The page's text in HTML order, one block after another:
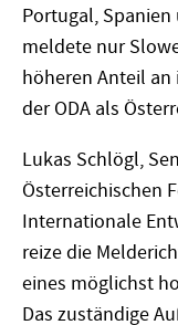
Portugal,
meldete nur
höheren Anteil
der ODA als
Lukas Schlögl,
Österreichischen
Internationale
reize die
eines möglichst
Das zuständige